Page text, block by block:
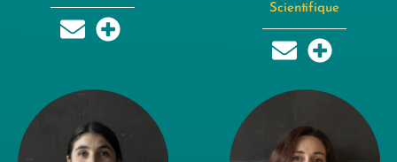
Scientifique